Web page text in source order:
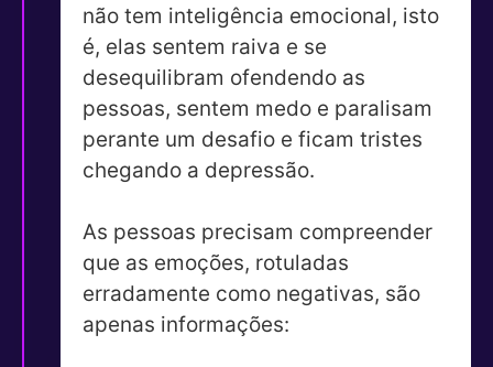
não tem inteligência emocional, isto
é, elas sentem raiva e se
desequilibram ofendendo as
pessoas, sentem medo e paralisam
perante um desafio e ficam tristes
chegando a depressão.
As pessoas precisam compreender
que as emoções, rotuladas
erradamente como negativas, são
apenas informações: